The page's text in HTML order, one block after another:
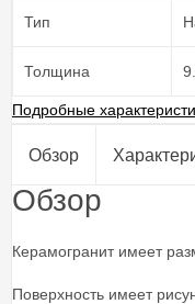
Тип
Толщина
Подробные
Обзор
Обзор
Керамогранит имеет
Поверхность имеет